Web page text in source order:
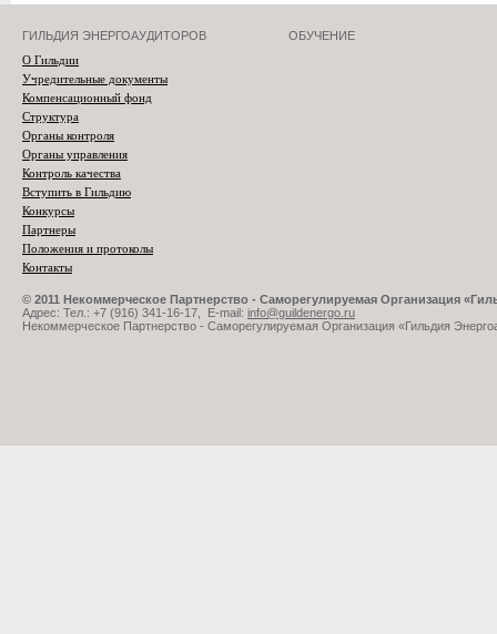
ГИЛЬДИЯ ЭНЕРГОАУДИТОРОВ
О Гильдии
Учредительные документы
Компенсационный фонд
Структура
Органы контроля
Органы управления
Контроль качества
Вступить в Гильдию
Конкурсы
Партнеры
Положения и протоколы
Контакты
ОБУЧЕНИЕ
© 2011 Некоммерческое Партнерство - Саморегулируемая Организация
Адрес: Тел.: +7 (916) 341-16-17, E-mail: info@guildenergo.ru
Некоммерческое Партнерство - Саморегулируемая Организация «Гильдия